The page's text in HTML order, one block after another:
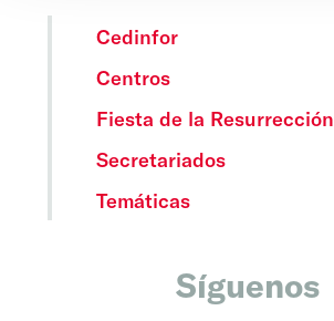
Cedinfor
Centros
Fiesta de la Resurrección
Secretariados
Temáticas
Síguenos